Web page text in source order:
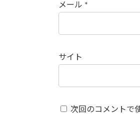
メール *
サイト
次回のコメントで